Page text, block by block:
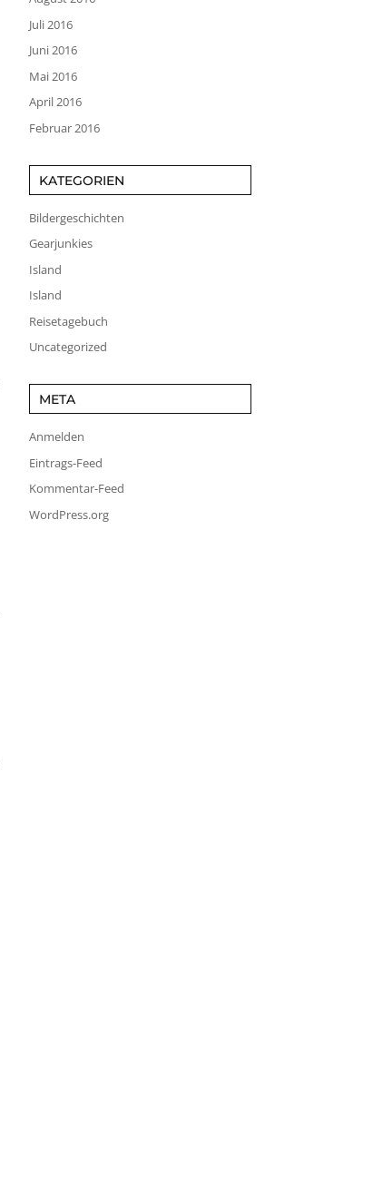
Juli 2016
Juni 2016
Mai 2016
April 2016
Februar 2016
KATEGORIEN
Bildergeschichten
Gearjunkies
Island
Island
Reisetagebuch
Uncategorized
META
Anmelden
Eintrags-Feed
Kommentar-Feed
WordPress.org